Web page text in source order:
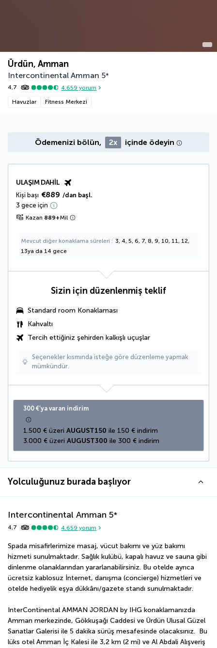
Ürdün, Amman
Intercontinental Amman 5*
4,7 4.659 yorum
Havuzlar Fitness Merkezi
Ödemenizi bölün, 2x içinde ödeyin
ULAŞIM DAHIL
Kişi başı €889 /dan başl.
3 gece için
Kazan 889+Mil
Mevcut diğer konaklama süreleri
3, 4, 5, 6, 7, 8, 9, 10, 11, 12,
13ya da 14 gece
Sizin için düzenlenmiş teklif
Standard room Konaklaması
Kahvaltı
Tercih ettiğiniz şehirden kalkışlı uçuşlar
Seçenekler kısmında isteğe göre düzenleme yapmak
mümkündür.
300 €’ya varan indirim
1.500 € üzeri AUGUST150 ile 150 € indirim
3.000 € üzeri AUGUST300 ile 300 € indirim
Yolculuğunuz burada başlıyor
Intercontinental Amman 5*
4,7 4.659 yorum
Spada misafirlerimize masaj, vücut bakımı ve yüz bakımı
hizmeti sunulmaktadır. Sağlık kulübü, kapalı havuz ve sauna gibi
dinlenme olanaklarından yararlanabilirsiniz. Bu otelde ayrıca
ücretsiz kablosuz İnternet, danışma (concierge) hizmetleri ve
otelde hediyelik eşya dükkânı/gazete standı sunulmaktadır.
InterContinental AMMAN JORDAN by IHG konaklamanızda
Amman merkezinde, Gökkuşağı Caddesi ve Ürdün Ulusal Güzel
Sanatlar Galerisi ile 5 dakika sürüş mesafesinde olacaksınız.  Bu
lüks otel Amman İç Kalesi ile 3,2 km (2 mi) ve Al Abdali Alışveriş